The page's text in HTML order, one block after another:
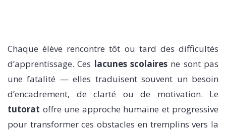
Chaque élève rencontre tôt ou tard des difficultés
d’apprentissage. Ces lacunes scolaires ne sont pas
une fatalité — elles traduisent souvent un besoin
d’encadrement, de clarté ou de motivation. Le
tutorat offre une approche humaine et progressive
pour transformer ces obstacles en tremplins vers la